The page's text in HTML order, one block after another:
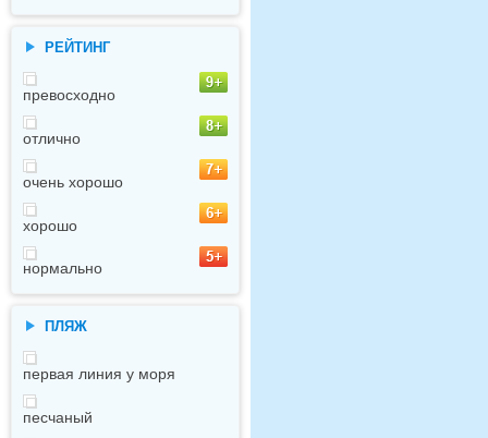
РЕЙТИНГ
превосходно
отлично
очень хорошо
хорошо
нормально
ПЛЯЖ
первая линия у моря
песчаный